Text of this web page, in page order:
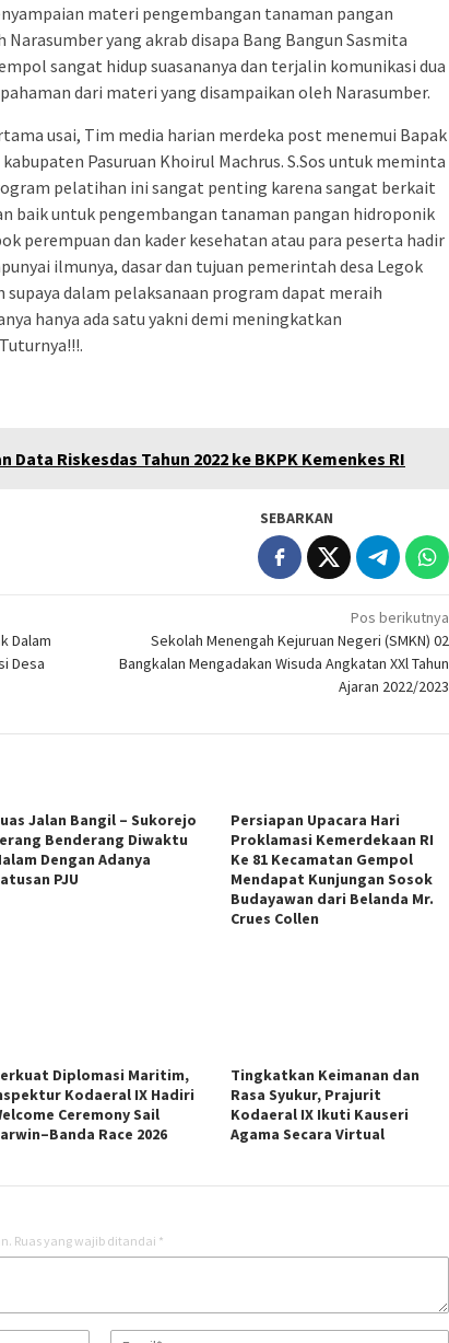
materi pengembangan tanaman pangan
yang akrab disapa Bang Bangun Sasmita
sangat hidup suasananya dan terjalin komunikasi dua
dari materi yang disampaikan oleh Narasumber.
usai, Tim media harian merdeka post menemui Bapak
Pasuruan Khoirul Machrus. S.Sos untuk meminta
pelatihan ini sangat penting karena sangat berkait
baik untuk pengembangan tanaman pangan hidroponik
perempuan dan kader kesehatan atau para peserta hadir
ilmunya, dasar dan tujuan pemerintah desa Legok
dalam pelaksanaan program dapat meraih
hanya ada satu yakni demi meningkatkan
Data Riskesdas Tahun 2022 ke BKPK Kemenkes RI
SEBARKAN
Dalam
Desa
Pos berikutnya
Sekolah Menengah Kejuruan Negeri (SMKN) 02
Bangkalan Mengadakan Wisuda Angkatan XXl Tahun
Ajaran 2022/2023
Jalan Bangil – Sukorejo
Benderang Diwaktu
Dengan Adanya
PJU
Persiapan Upacara Hari
Proklamasi Kemerdekaan RI
Ke 81 Kecamatan Gempol
Mendapat Kunjungan Sosok
Budayawan dari Belanda Mr.
Crues Collen
Diplomasi Maritim,
Kodaeral IX Hadiri
Ceremony Sail
Race 2026
Tingkatkan Keimanan dan
Rasa Syukur, Prajurit
Kodaeral IX Ikuti Kauseri
Agama Secara Virtual
Ruas yang wajib ditandai *